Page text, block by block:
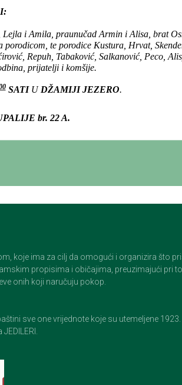
Lejla i Amila, praunučad Armin i Alisa, brat
te porodice Kustura, Hrvat,
Repuh, Tabaković, Salkanović, Peco,
prijatelji i komšije.
SATIU DŽAMIJI JEZERO.
br. 22 A.
koje ima za cilj da omogući i organizira što
propisima i običajima, preuzimajući pri
onih koji naručuju pokop.
sve one vrijednote koje su utemeljene